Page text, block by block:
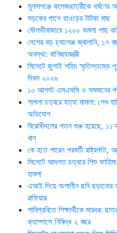
সুনামগঞ্জে কলেজছাত্রীকে
সড়কের পাশে হাওড়ের টাটকা মাছ
মৌলভীবাজারে ১২০০ কমলা গাছ
দেশের বড় চ্যালেঞ্জ জ্বালানি, ১৭
অবস্থা: বাণিজ্যমন্ত্রী
সিলেটে জুলাই শহিদ
দিবস ২০২৬
১০ আগস্ট এসএসসি ও সমমানের
শাপলা চত্বরে হত্যা মামলা: শেখ
অভিযোগ
বিরোধীদলের পতন শুরু হয়েছে, ১১
খান
কে হতে পারেন পরবর্তী
সিলেটে আদলত চত্বরে শিশু
হামলা
এআই দিয়ে অশালীন ছবি ছড়ানোর
রাফিয়ার
শাবিপ্রবিতে শিক্ষার্থীকে মারধর:
ক্যাম্পাসে নিষিদ্ধ ২ বছর